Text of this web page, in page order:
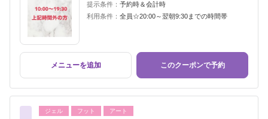
提示条件： 予約時＆会計時
利用条件： 全員☆20:00～翌朝9:30までの時間帯
メニューを追加 このクーポンで予約
ジェル フット アート